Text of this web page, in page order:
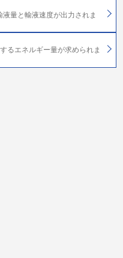
量と輸液速度が出力されま
るエネルギー量が求められま